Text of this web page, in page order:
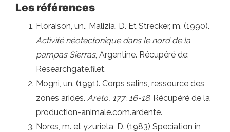
Les références
Floraison, un., Malizia, D. Et Strecker, m. (1990).
Activité néotectonique dans le nord de la
pampas Sierras, Argentine. Récupéré de:
Researchgate.filet.
Mogni, un. (1991). Corps salins, ressource des
zones arides. Areto, 177: 16-18. Récupéré de la
production-animale.com.ardente.
Nores, m. et yzurieta, D. (1983) Speciation in